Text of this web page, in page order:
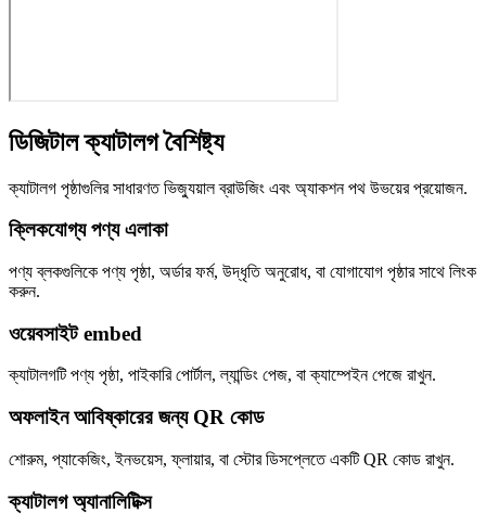
ডিজিটাল ক্যাটালগ বৈশিষ্ট্য
ক্যাটালগ পৃষ্ঠাগুলির সাধারণত ভিজ্যুয়াল ব্রাউজিং এবং অ্যাকশন পথ উভয়ের প্রয়োজন.
ক্লিকযোগ্য পণ্য এলাকা
পণ্য ব্লকগুলিকে পণ্য পৃষ্ঠা, অর্ডার ফর্ম, উদ্ধৃতি অনুরোধ, বা যোগাযোগ পৃষ্ঠার সাথে লিংক
করুন.
ওয়েবসাইট embed
ক্যাটালগটি পণ্য পৃষ্ঠা, পাইকারি পোর্টাল, ল্যান্ডিং পেজ, বা ক্যাম্পেইন পেজে রাখুন.
অফলাইন আবিষ্কারের জন্য QR কোড
শোরুম, প্যাকেজিং, ইনভয়েস, ফ্লায়ার, বা স্টোর ডিসপ্লেতে একটি QR কোড রাখুন.
ক্যাটালগ অ্যানালিটিক্স